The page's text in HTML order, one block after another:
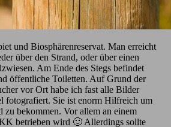
und Biosphärenreservat. Man erreicht
über den Strand, oder über einen
Am Ende des Stegs befindet
öffentliche Toiletten. Auf Grund der
vor Ort habe ich fast alle Bilder
fotografiert. Sie ist enorm Hilfreich um
zu bekommen. Vor allem an einem
betrieben wird 🙂 Allerdings sollte